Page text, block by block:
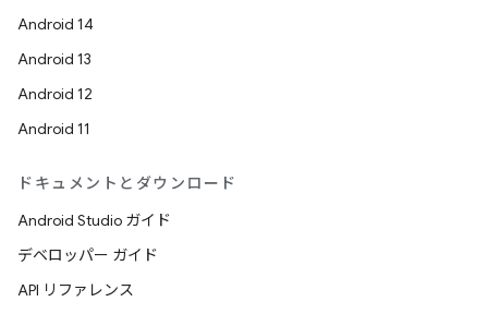
Android 14
Android 13
Android 12
Android 11
ドキュメントとダウンロード
Android Studio ガイド
デベロッパー ガイド
API リファレンス